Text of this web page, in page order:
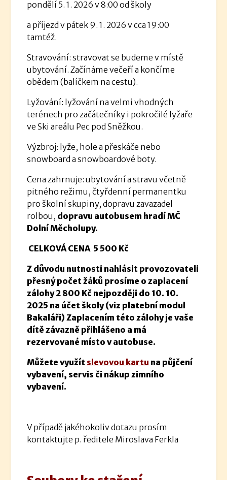
pondělí 5. 1. 2026 v 8:00 od školy
a příjezd v pátek 9. 1. 2026 v cca 19:00
tamtéž.
Stravování: stravovat se budeme v místě
ubytování. Začínáme večeří a končíme
obědem (balíčkem na cestu).
Lyžování: lyžování na velmi vhodných
terénech pro začátečníky i pokročilé lyžaře
ve Ski areálu Pec pod Sněžkou.
Výzbroj: lyže, hole a přeskáče nebo
snowboard a snowboardové boty.
Cena zahrnuje: ubytování a stravu včetně
pitného režimu, čtyřdenní permanentku
pro školní skupiny, dopravu zavazadel
rolbou, dopravu autobusem hradí MČ
Dolní Měcholupy.
CELKOVÁ CENA 5 500 Kč
Z důvodu nutnosti nahlásit provozovateli
přesný počet žáků prosíme o zaplacení
zálohy2 800 Kč nejpozději do 10. 10.
2025 na účet školy (viz platební modul
Bakaláři) Zaplacením této zálohy je vaše
dítě závazně přihlášeno a má
rezervované místo v autobuse.
Můžete využít slevovou kartu na půjčení
vybavení, servis či nákup zimního
vybavení.
V případě jakéhokoliv dotazu prosím
kontaktujte p. ředitele Miroslava Ferkla